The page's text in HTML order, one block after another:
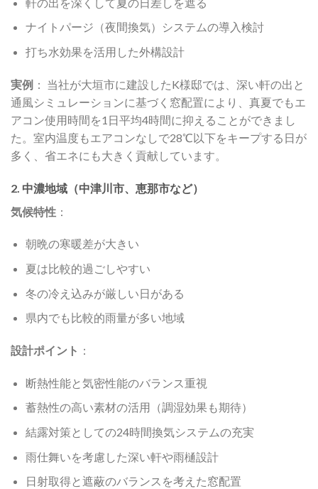
ナイトパージ（夜間換気）システムの導入検討
打ち水効果を活用した外構設計
実例 ： 当社が大垣市に建設したK様邸では、深い軒の出と
通風シミュレーションに基づく窓配置により、真夏でもエ
アコン使用時間を1日平均4時間に抑えることができまし
た。室内温度もエアコンなしで28℃以下をキープする日が
多く、省エネにも大きく貢献しています。
2. 中濃地域（中津川市、恵那市など）
気候特性 ：
朝晩の寒暖差が大きい
夏は比較的過ごしやすい
冬の冷え込みが厳しい日がある
県内でも比較的雨量が多い地域
設計ポイント ：
断熱性能と気密性能のバランス重視
蓄熱性の高い素材の活用（調湿効果も期待）
結露対策としての24時間換気システムの充実
雨仕舞いを考慮した深い軒や雨樋設計
日射取得と遮蔽のバランスを考えた窓配置